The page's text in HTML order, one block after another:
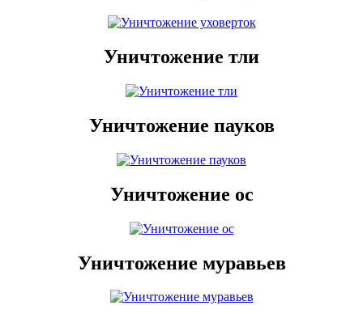
Уничтожение тли
Уничтожение пауков
Уничтожение ос
Уничтожение муравьев